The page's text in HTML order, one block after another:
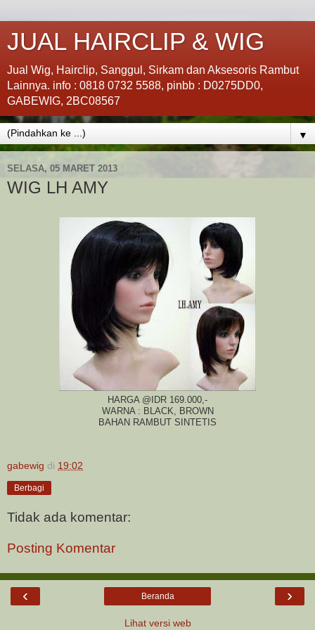
JUAL HAIRCLIP & WIG
Jual Wig, Hairclip, Sanggul, Sirkam dan Aksesoris Rambut
Lainnya. info : 0818 0732 5588, pinbb : D0275DD0,
GABEWIG, 2BC08567
▼
SELASA, 05 MARET 2013
WIG LH AMY
HARGA @IDR 169.000,-
WARNA : BLACK, BROWN
BAHAN RAMBUT SINTETIS
gabewig di 19:02
Berbagi
Tidak ada komentar:
Posting Komentar
‹ ›
Beranda
Lihat versi web